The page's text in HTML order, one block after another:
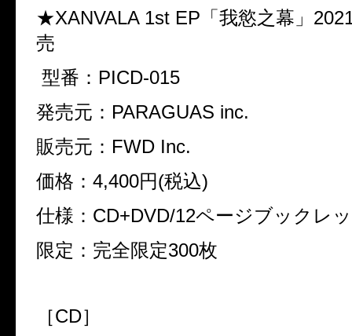
★XANVALA 1st EP 「我慾之幕」
売
型番： PICD-015
発売元： PARAGUAS inc.
販売元： FWD Inc.
価格： 4,400円(税込)
仕様： CD+DVD/12ページブックレ
限定：完全限定300枚
［CD］